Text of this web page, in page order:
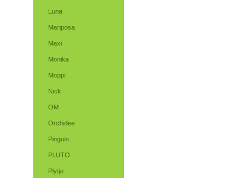
Luna
Mariposa
Maxi
Monika
Moppi
Nick
OM
Orchidee
Pinguin
PLUTO
Plytje